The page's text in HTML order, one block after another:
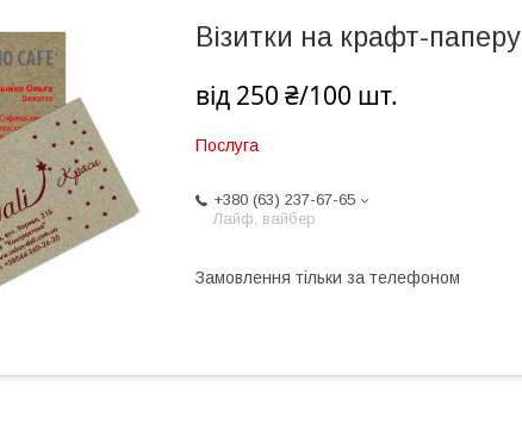
Візитки на крафт-паперу
від 250 ₴/100 шт.
Послуга
+380 (63) 237-67-65
Лайф, вайбер
Замовлення тільки за телефоном